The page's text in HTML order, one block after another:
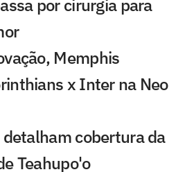
por cirurgia para
Memphis
x Inter na Neo
detalham cobertura da
Teahupo'o